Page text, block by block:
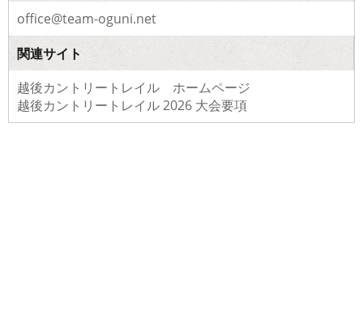
office@team-oguni.net
関連サイト
越後カントリートレイル ホームページ
越後カントリートレイル 2026 大会要項